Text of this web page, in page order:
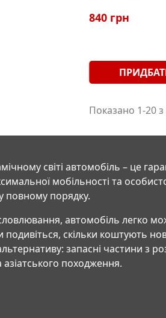
840 грн
Показано 1-20 з
світі автомобіль – це
мобільності та
повному порядку.
автомобіль легко
подивіться, скільки коштують
запасні частини з
походження.